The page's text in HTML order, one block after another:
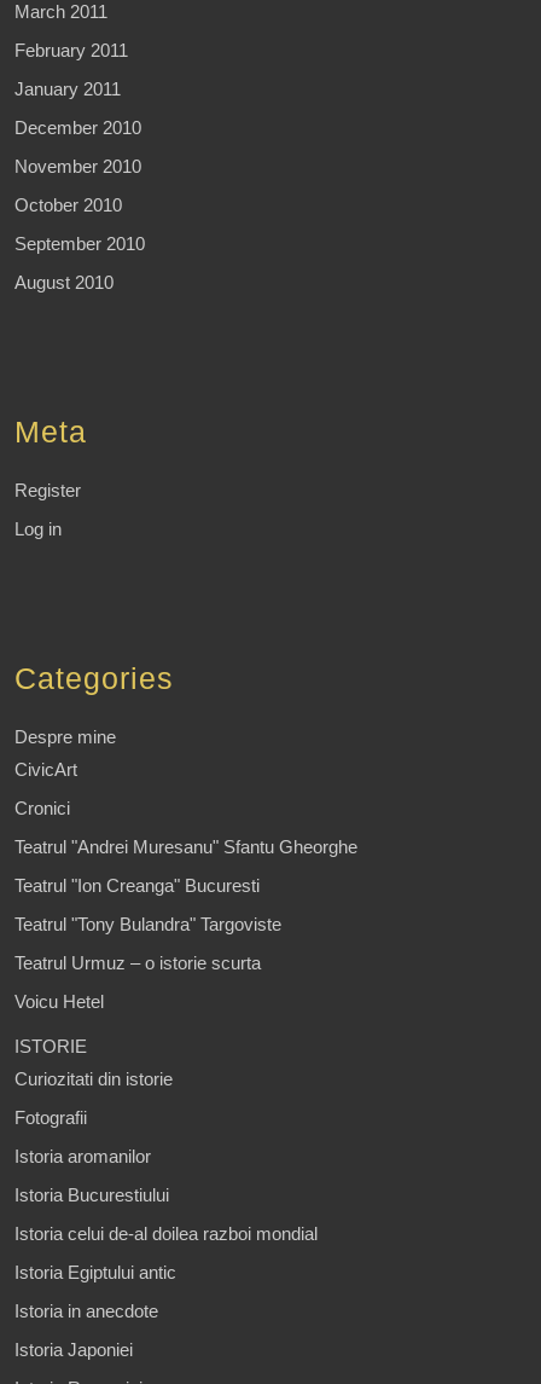
March 2011
February 2011
January 2011
December 2010
November 2010
October 2010
September 2010
August 2010
Meta
Register
Log in
Categories
Despre mine
CivicArt
Cronici
Teatrul "Andrei Muresanu" Sfantu Gheorghe
Teatrul "Ion Creanga" Bucuresti
Teatrul "Tony Bulandra" Targoviste
Teatrul Urmuz – o istorie scurta
Voicu Hetel
ISTORIE
Curiozitati din istorie
Fotografii
Istoria aromanilor
Istoria Bucurestiului
Istoria celui de-al doilea razboi mondial
Istoria Egiptului antic
Istoria in anecdote
Istoria Japoniei